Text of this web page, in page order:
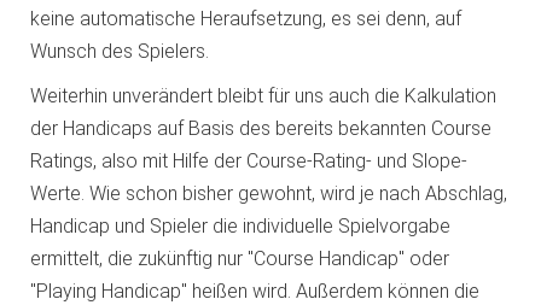
keine automatische Heraufsetzung, es sei denn, auf
Wunsch des Spielers.
Weiterhin unverändert bleibt für uns auch die Kalkulation
der Handicaps auf Basis des bereits bekannten Course
Ratings, also mit Hilfe der Course-Rating- und Slope-
Werte. Wie schon bisher gewohnt, wird je nach Abschlag,
Handicap und Spieler die individuelle Spielvorgabe
ermittelt, die zukünftig nur "Course Handicap" oder
"Playing Handicap" heißen wird. Außerdem können die